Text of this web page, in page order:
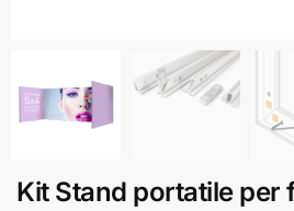
Kit Stand portatile per